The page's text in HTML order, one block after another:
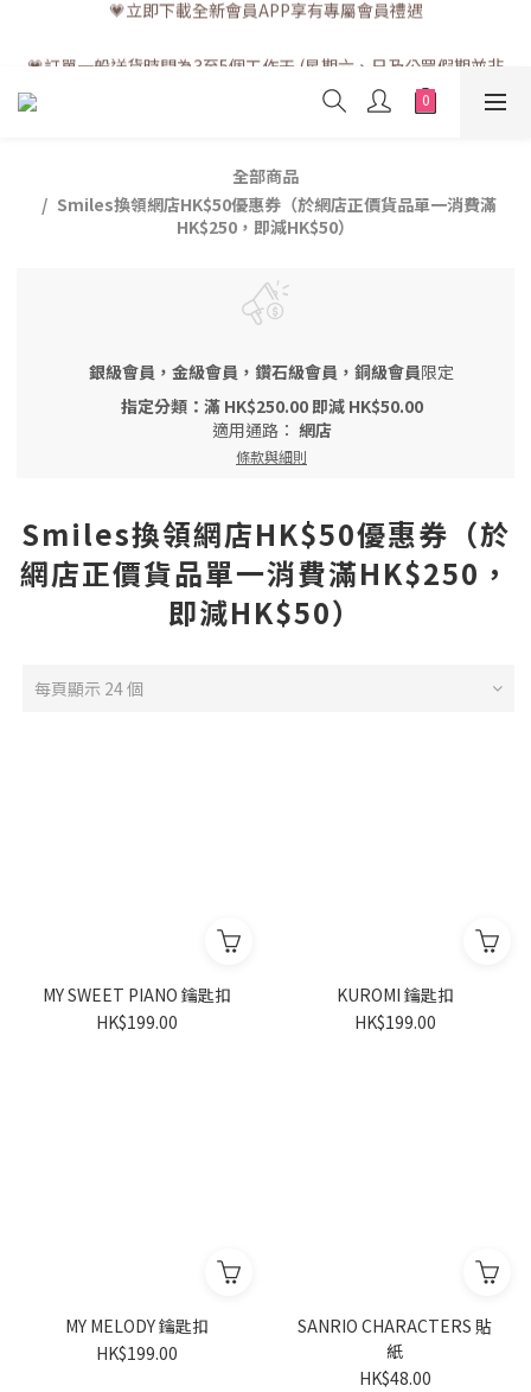
💗訂單一般送貨時間為3至5個工作天 (星期六、日及公眾假期並非
工作天)
全部商品
Smiles換領網店HK$50優惠券（於網店正價貨品單一消費滿
HK$250，即減HK$50）
銀級會員，金級會員，鑽石級會員，銅級會員限定
指定分類：滿 HK$250.00 即減 HK$50.00
適用通路： 網店
條款與細則
Smiles換領網店HK$50優惠券（於
網店正價貨品單一消費滿HK$250，
即減HK$50）
每頁顯示 24 個
MY SWEET PIANO 鑰匙扣
HK$199.00
KUROMI 鑰匙扣
HK$199.00
MY MELODY 鑰匙扣
HK$199.00
SANRIO CHARACTERS 貼
紙
HK$48.00